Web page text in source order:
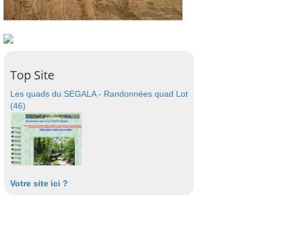
Top Site
Les quads du SEGALA - Randonnées quad Lot
(46)
Votre site ici ?